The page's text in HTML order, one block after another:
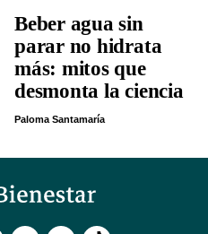
Beber agua sin
parar no hidrata
más: mitos que
desmonta la ciencia
Paloma Santamaría